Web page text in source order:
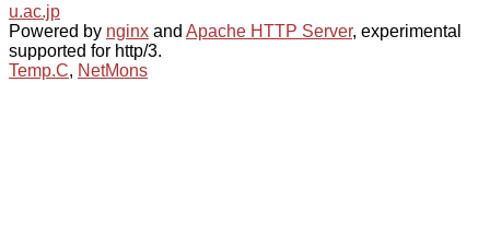
u.ac.jp
Powered by nginx and Apache HTTP Server, experimental
supported for http/3.
Temp.C, NetMons